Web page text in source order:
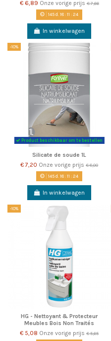
€ 6,89 Onze vorige prijs€ 7,66
145d.18:11 :22
In winkelwagen
-10%
Product beschikbaar om te bestellen
Silicate de soude 1L
€ 7,20 Onze vorige prijs € 8,00
145d. 18:11 :22
In winkelwagen
-10%
HG - Nettoyant & Protecteur
Meubles Bois Non Traités
€ 5,08 Onze vorige prijs € 5,65